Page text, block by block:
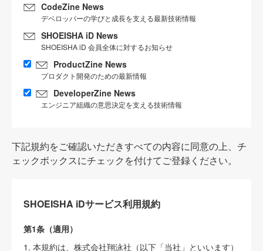
CodeZine News
デベロッパーの学びと成長を支える最新技術情報
SHOEISHA iD News
SHOEISHA iD 会員全体に対するお知らせ
ProductZine News
プロダクト開発のための最新情報
DeveloperZine News
エンジニア組織の意思決定を支える技術情報
下記規約をご確認いただきすべての内容に同意の上、チ
ェックボックスにチェックを付けてご登録ください。
SHOEISHA iDサービス利用規約
第1条（適用）
1. 本規約は、株式会社翔泳社（以下「当社」といいます）